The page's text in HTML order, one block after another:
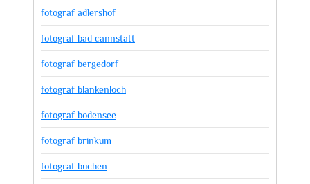
fotograf adlershof
fotograf bad cannstatt
fotograf bergedorf
fotograf blankenloch
fotograf bodensee
fotograf brinkum
fotograf buchen